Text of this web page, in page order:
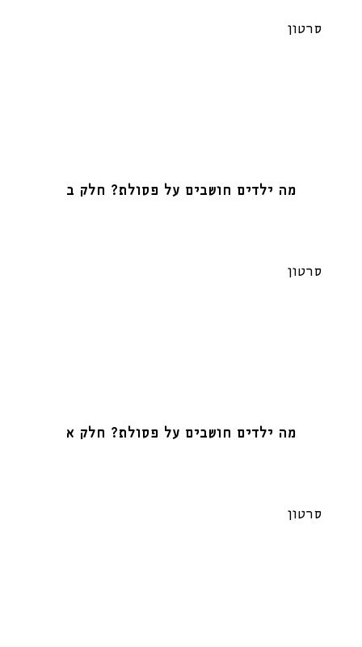
סרטון
מה ילדים חושבים על פסולת? חלק ב
סרטון
מה ילדים חושבים על פסולת? חלק א
סרטון